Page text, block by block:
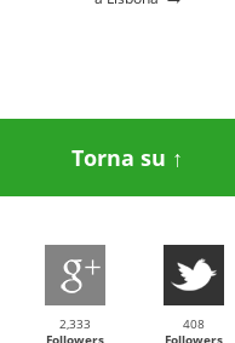
Torna su ↑
2,333
408